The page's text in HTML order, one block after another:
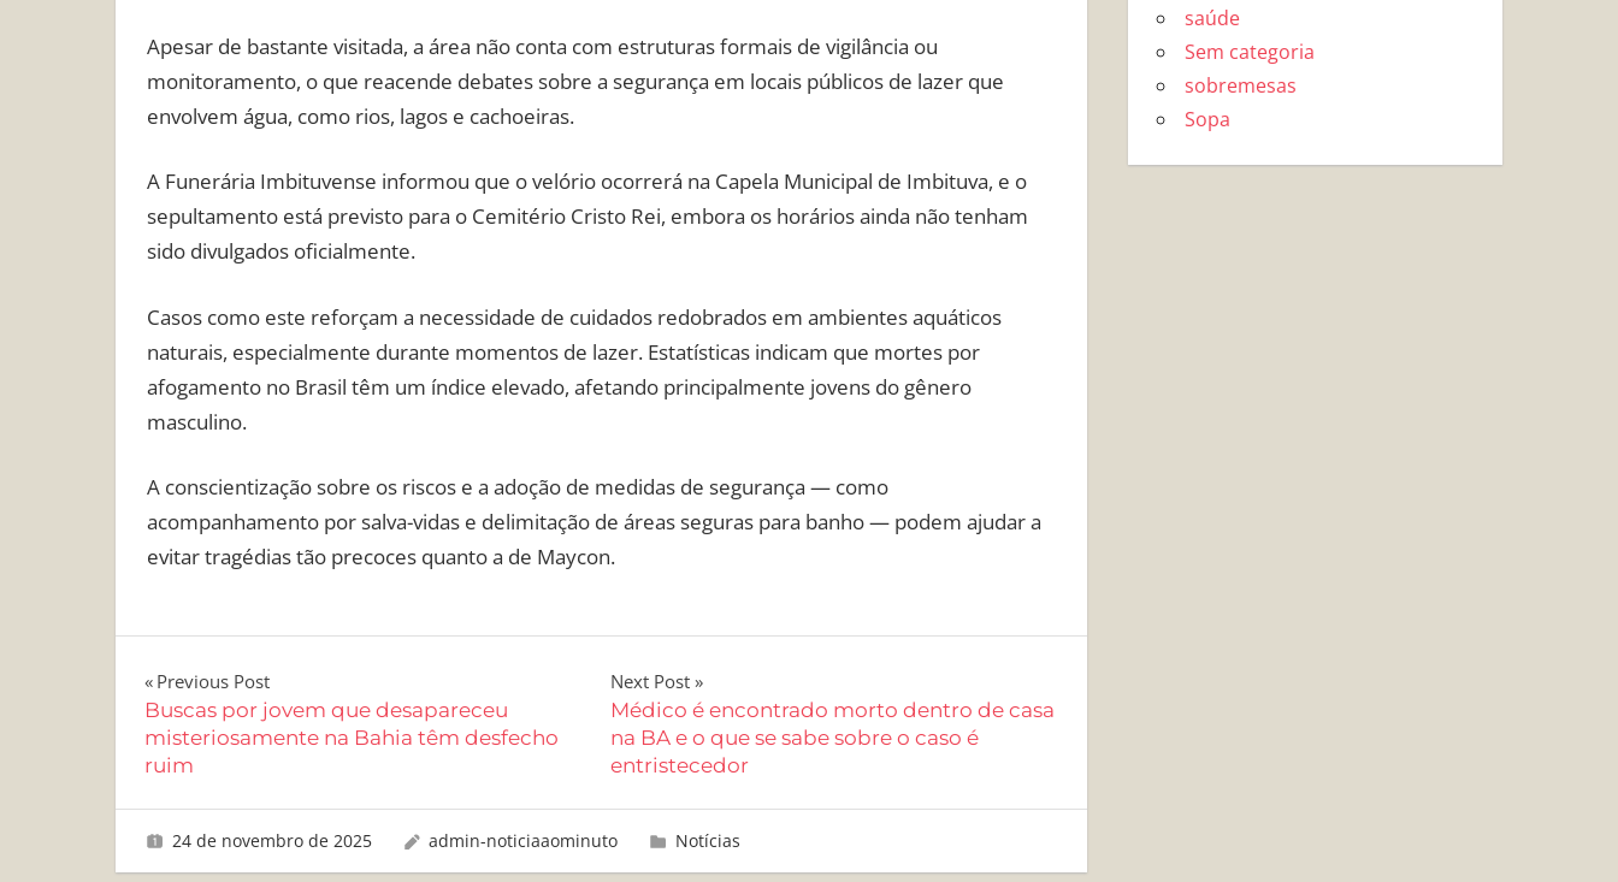
Apesar de bastante visitada, a área não conta com estruturas formais de vigilância ou
monitoramento, o que reacende debates sobre a segurança em locais públicos de lazer que
envolvem água, como rios, lagos e cachoeiras.
A Funerária Imbituvense informou que o velório ocorrerá na Capela Municipal de Imbituva, e o
sepultamento está previsto para o Cemitério Cristo Rei, embora os horários ainda não tenham
sido divulgados oficialmente.
Casos como este reforçam a necessidade de cuidados redobrados em ambientes aquáticos
naturais, especialmente durante momentos de lazer. Estatísticas indicam que mortes por
afogamento no Brasil têm um índice elevado, afetando principalmente jovens do gênero
masculino.
A conscientização sobre os riscos e a adoção de medidas de segurança — como
acompanhamento por salva-vidas e delimitação de áreas seguras para banho — podem ajudar a
evitar tragédias tão precoces quanto a de Maycon.
Navegação
de
Post
Previous Post
Buscas por jovem que desapareceu
misteriosamente na Bahia têm desfecho
ruim
Next Post
Médico é encontrado morto dentro de casa
na BA e o que se sabe sobre o caso é
entristecedor
24 de novembro de 2025 admin-noticiaaominuto Notícias
saúde
Sem categoria
sobremesas
Sopa